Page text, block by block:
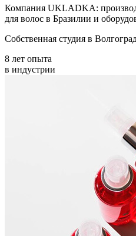
Компания UKLADKA:
для волос в Бразилии и
Собственная студия в
8 лет опыта
в индустрии